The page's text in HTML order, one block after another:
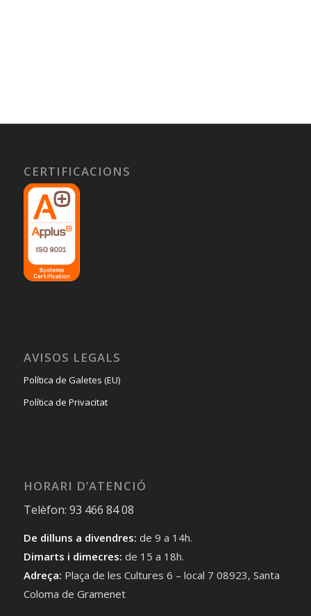
CERTIFICACIONS
AVISOS LEGALS
Política de Galetes (EU)
Política de Privacitat
HORARI D’ATENCIÓ
Telèfon: 93 466 84 08
De dilluns a divendres: de 9 a 14h.
Dimarts i dimecres: de 15 a 18h.
Adreça: Plaça de les Cultures 6 – local 7 08923, Santa
Coloma de Gramenet